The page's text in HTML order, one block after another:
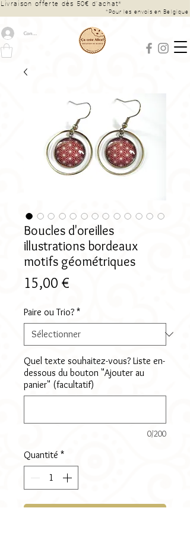
Connexion
Livraison offerte dès 50€ d’achat*
*Pour les envois en Belgique
Boucles d'oreilles
illustrations bordeaux
motifs géométriques
15,00 €
Paire ou Trio? *
Quel texte souhaitez-vous? Liste en-
dessous du bouton "Ajouter au
panier" (facultatif)
0/200
Quantité *